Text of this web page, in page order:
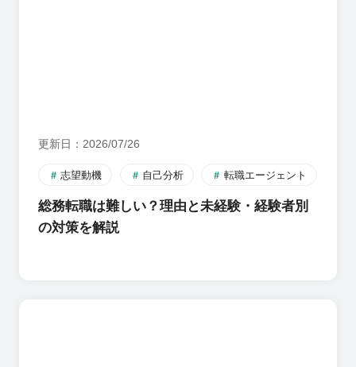
更新日 2026/07/26
志望動機 自己分析 転職エージェント
総務転職は難しい？理由と未経験・経験者別
の対策を解説